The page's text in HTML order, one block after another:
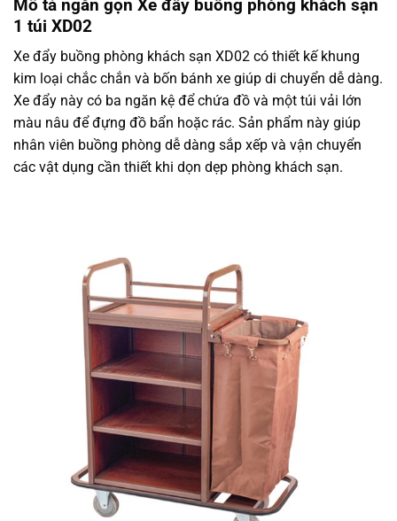
Mô tả ngắn gọn Xe đẩy buồng phòng khách sạn
1 túi XD02
Xe đẩy buồng phòng khách sạn XD02 có thiết kế khung
kim loại chắc chắn và bốn bánh xe giúp di chuyển dễ dàng.
Xe đẩy này có ba ngăn kệ để chứa đồ và một túi vải lớn
màu nâu để đựng đồ bẩn hoặc rác. Sản phẩm này giúp
nhân viên buồng phòng dễ dàng sắp xếp và vận chuyển
các vật dụng cần thiết khi dọn dẹp phòng khách sạn.